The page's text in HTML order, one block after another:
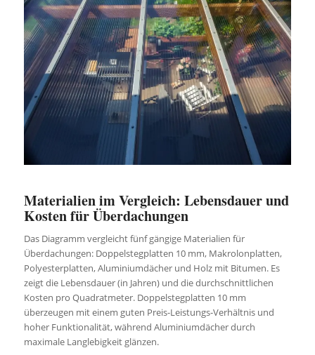
Materialien im Vergleich: Lebensdauer und
Kosten für Überdachungen
Das Diagramm vergleicht fünf gängige Materialien für
Überdachungen: Doppelstegplatten 10 mm, Makrolonplatten,
Polyesterplatten, Aluminiumdächer und Holz mit Bitumen. Es
zeigt die Lebensdauer (in Jahren) und die durchschnittlichen
Kosten pro Quadratmeter. Doppelstegplatten 10 mm
überzeugen mit einem guten Preis-Leistungs-Verhältnis und
hoher Funktionalität, während Aluminiumdächer durch
maximale Langlebigkeit glänzen.